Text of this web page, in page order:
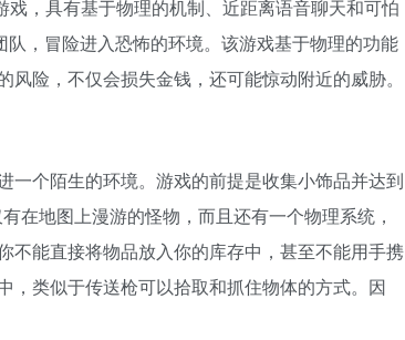
，具有基于物理的机制、近距离语音聊天和可怕
，冒险进入恐怖的环境。该游戏基于物理的功能
险，不仅会损失金钱，还可能惊动附近的威胁。
一个陌生的环境。游戏的前提是收集小饰品并达到
在地图上漫游的怪物，而且还有一个物理系统，
不能直接将物品放入你的库存中，甚至不能用手携
，类似于传送枪可以拾取和抓住物体的方式。因